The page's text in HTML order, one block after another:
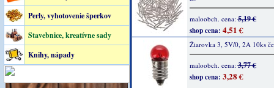
Perly, vyhotovenie šperkov
Stavebnice, kreatívne sady
Knihy, nápady
maloobch. cena:5,19 €
shop cena: 4,51 €
Žiarovka 3, 5V/0, 2A 10ks
maloobch. cena:3,77 €
shop cena: 3,28 €